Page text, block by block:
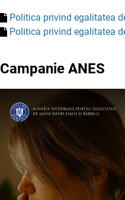
Politica privind egalitatea
Politica privind egalitatea
Campanie ANES